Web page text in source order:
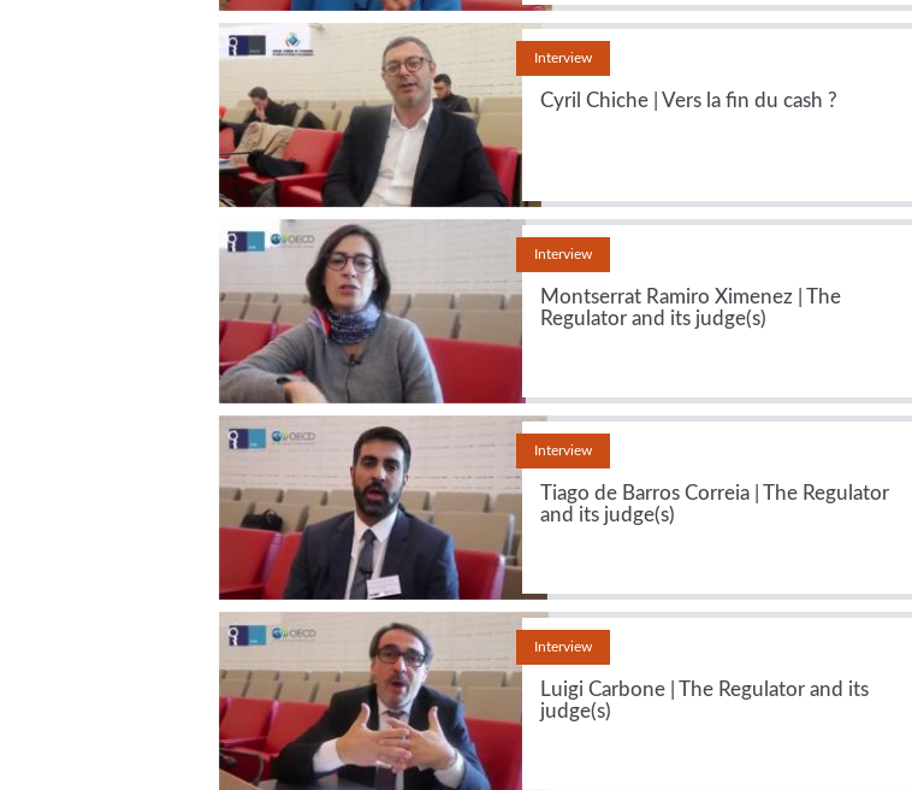
Interview
Cyril Chiche | Vers la fin du cash ?
Interview
Montserrat Ramiro Ximenez | The
Regulator and its judge(s)
Interview
Tiago de Barros Correia | The Regulator
and its judge(s)
Interview
Luigi Carbone | The Regulator and its
judge(s)